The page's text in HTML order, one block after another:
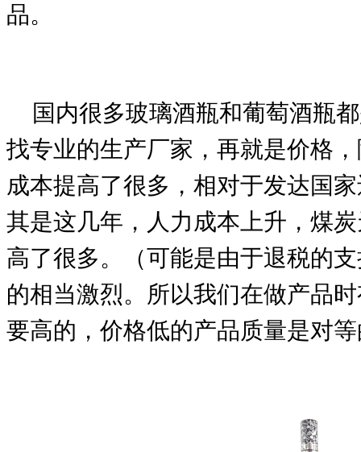
品。
国内很多玻璃酒瓶和葡萄酒瓶
找专业的生产厂家，再就是价格
成本提高了很多，相对于发达国
其是这几年，人力成本上升，煤
高了很多。（可能是由于退税的
的相当激烈。所以我们在做产品
要高的，价格低的产品质量是对